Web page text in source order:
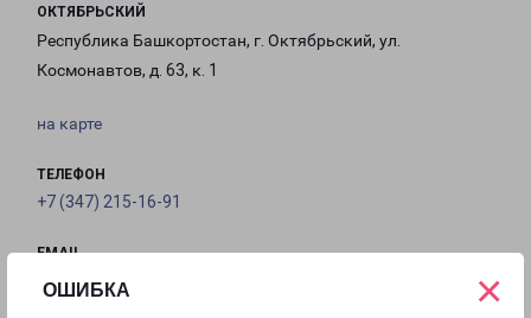
ОШИБКА ×
ОКТЯБРЬСКИЙ
Республика Башкортостан, г. Октябрьский, ул.
Космонавтов, д. 63, к. 1
на карте
ТЕЛЕФОН
+7 (347) 215-16-91
EMAIL
Oktyabrskiy@pecom.ru